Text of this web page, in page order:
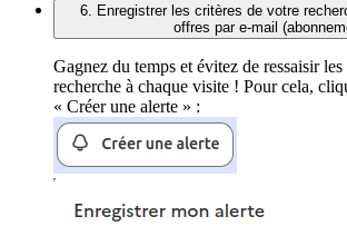
6. Enregistrer les critères de votre
offres par e-mail
Gagnez du temps et évitez de ressaisir
recherche à chaque visite ! Pour cela,
« Créer une alerte » :